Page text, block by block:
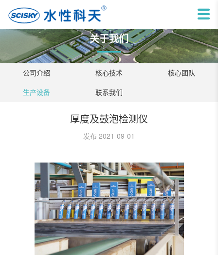
关于我们
公司介绍 核心技术 核心团队
生产设备 联系我们
厚度及鼓泡检测仪
发布 2021-09-01